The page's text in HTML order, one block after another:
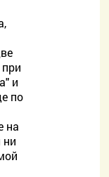
и
по
на
ни